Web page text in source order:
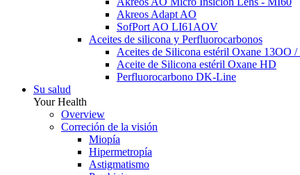
Akreos Adapt AO
SofPort AO LI61AOV
Aceites de silicona y Perfluorocarbonos
Aceites de Silicona estéril Oxane 13OO
Aceite de Silicona estéril Oxane HD
Perfluorocarbono DK-Line
Su salud
Your Health
Overview
Correción de la visión
Miopía
Hipermetropía
Astigmatismo